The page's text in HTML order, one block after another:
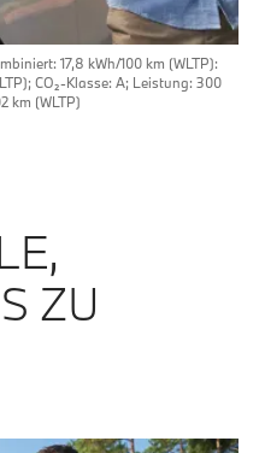
17,8 kWh/100 km (WLTP):
CO₂-Klasse: A; Leistung: 300
km (WLTP)
ZU